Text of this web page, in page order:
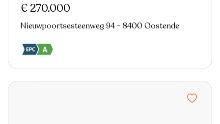
€ 270.000
Nieuwpoortsesteenweg 94 - 8400 Oostende